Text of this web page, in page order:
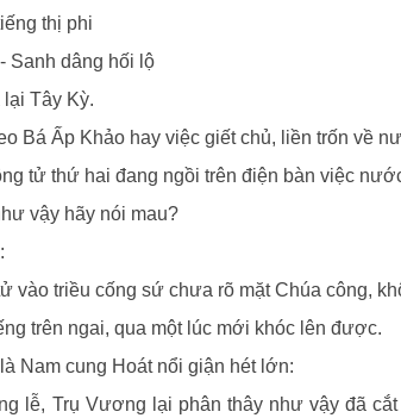
thị phi
Sanh dâng hối lộ
lại Tây Kỳ.
Bá Ấp Khảo hay việc giết chủ, liền trốn về
tử thứ hai đang ngồi trên điện bàn việc
vậy hãy nói mau?
vào triều cống sứ chưa rõ mặt Chúa công,
trên ngai, qua một lúc mới khóc lên được.
Nam cung Hoát nổi giận hét lớn:
lễ, Trụ Vương lại phân thây như vậy đã